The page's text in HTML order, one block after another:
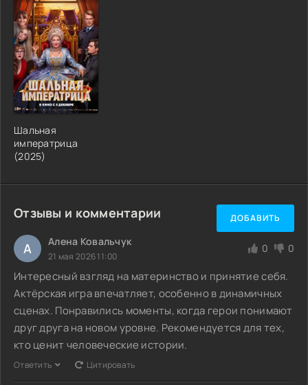
Шальная
императрица
(2025)
Отзывы и комментарии ДОБАВИТЬ
А Алена Ковальчук
21 мая 2026 11:00
0 0
Интересный взгляд на материнство и принятие себя.
Актёрская игра впечатляет, особенно в динамичных
сценах. Понравились моменты, когда герои понимают
друг друга на новом уровне. Рекомендуется для тех,
кто ценит человеческие истории.
Ответить Цитировать